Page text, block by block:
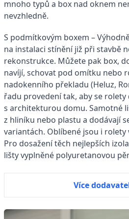
mnoho typů a box nad oknem
nevzhledně.
S podmítkovým boxem –
na instalaci stínění již při stavbě
rekonstrukce. Můžete pak box,
navíjí, schovat pod omítku nebo
nadokenního překladu (Heluz,
řadu provedení tak, aby se
s architekturou domu. Samotné
z hliníku nebo plastu a dodávají
variantách. Oblíbené jsou i
Pro dosažení těch nejlepších
lišty vyplněné polyuretanovou
Více